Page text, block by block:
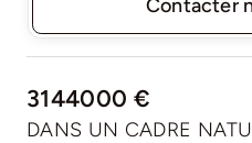
3144000 €
DANS UN CADRE
Contacter